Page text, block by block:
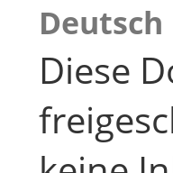
Deutsch
Diese